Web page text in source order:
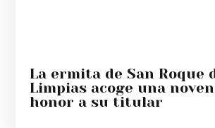
La ermita de San Roque
Limpias acoge una
honor a su titular